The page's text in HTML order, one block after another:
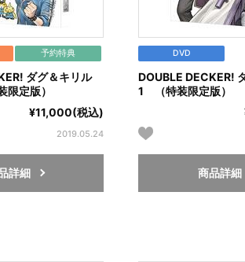
予約特典
ダグ＆キリル
定版）
¥11,000(税込)
2019.05.24
詳細
DVD
DOUBLE DECKER!
1 （特装限定版）
商品詳細